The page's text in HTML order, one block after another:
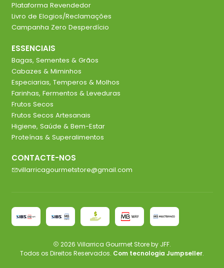
Plataforma Revendedor
Livro de Elogios/Reclamações
Campanha Zero Desperdício
ESSENCIAIS
Bagas, Sementes & Grãos
Cabazes & Miminhos
Especiarias, Temperos & Molhos
Farinhas, Fermentos & Leveduras
Frutos Secos
Frutos Secos Artesanais
Higiene, Saúde & Bem-Estar
Proteínas & Superalimentos
CONTACTE-NOS
villarricagourmetstore@gmail.com
2026 Villarrica Gourmet Store by JFF.
Todos os Direitos Reservados. Com tecnologia Jumpseller.